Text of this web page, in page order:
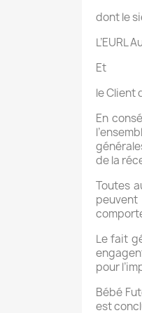
dont le
L’EURL
Et
le Client
En
de la
Toutes
peuvent
Le fait
pour
Bébé
est